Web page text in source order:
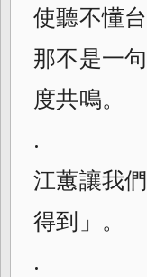
使聽不懂
那不是一
度共鳴。
.
江蕙讓我
得到」。
.